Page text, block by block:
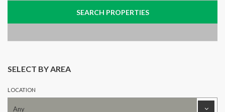
SELECT BY AREA
LOCATION